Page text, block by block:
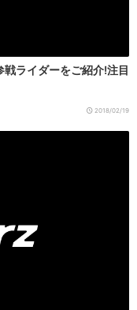
ライダーをご紹介!注目
2018/02/19